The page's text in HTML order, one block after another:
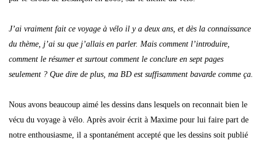
J’ai vraiment fait ce voyage à vélo il y a deux ans, et dès la connaissance
du thème, j’ai su que j’allais en parler. Mais comment l’introduire,
comment le résumer et surtout comment le conclure en sept pages
seulement ? Que dire de plus, ma BD est suffisamment bavarde comme ça.
Nous avons beaucoup aimé les dessins dans lesquels on reconnait bien le
vécu du voyage à vélo. Après avoir écrit à Maxime pour lui faire part de
notre enthousiasme, il a spontanément accepté que les dessins soit publié